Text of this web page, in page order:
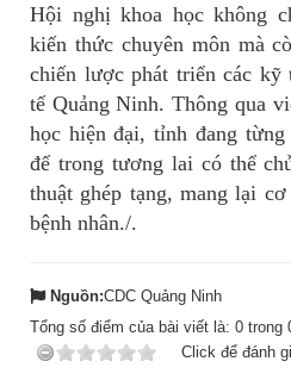
Hội nghị khoa học không
kiến thức chuyên môn mà
chiến lược phát triển các kỹ
tế Quảng Ninh. Thông qua
học hiện đại, tỉnh đang
để trong tương lai có thể
thuật ghép tạng, mang lại
bệnh nhân./.
Nguồn:CDC Quảng Ninh
Tổng số điểm của bài viết là: 0 trong
Click để đánh